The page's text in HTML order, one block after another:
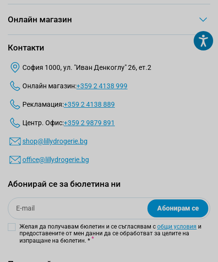
Онлайн магазин
Контакти
София 1000, ул. "Иван Денкоглу" 26, ет.2
Онлайн магазин:+359 2 4138 999
Рекламация:+359 2 4138 889
Центр. Офис:+359 2 9879 891
shop@lillydrogerie.bg
office@lillydrogerie.bg
Абонирай се за бюлетина ни
Email
Абонирам се
Желая да получавам бюлетин и се съгласявам с общи условия и
предоставените от мен данни да се обработват за целите на
изпращане на бюлетин. *